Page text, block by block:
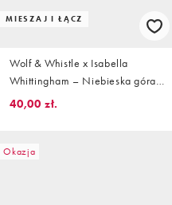
MIESZAJ I ŁĄCZ
Wolf & Whistle x Isabella
Whittingham – Niebieska góra
od bikini z wydłużonymi
40,00 zł.
Okazja